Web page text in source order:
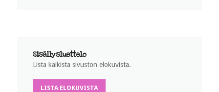
Sisällysluettelo
Lista kaikista sivuston elokuvista.
LISTA ELOKUVISTA